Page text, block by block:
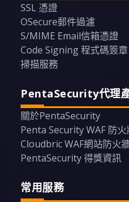
SSL 憑證
OSecure郵件過濾
S/MIME Email信箱憑證
Code Signing 程式碼簽章
掃描服務
PentaSecurity代理
關於PentaSecurity
Penta Security WAF 防火
Cloudbric WAF網站防火
PentaSecurity 得獎資訊
常用服務